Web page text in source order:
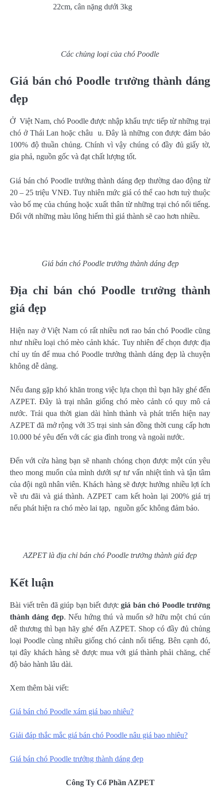
22cm, cân nặng dưới 3kg
Các chủng loại của chó Poodle
Giá bán chó Poodle trưởng thành dáng
đẹp
Ở Việt Nam, chó Poodle được nhập khẩu trực tiếp từ những trại
chó ở Thái Lan hoặc châu u. Đây là những con được đảm bảo
100% độ thuần chủng. Chính vì vậy chúng có đầy đủ giấy tờ,
gia phả, nguồn gốc và đạt chất lượng tốt.
Giá bán chó Poodle trưởng thành dáng đẹp thường dao động từ
20 – 25 triệu VNĐ. Tuy nhiên mức giá có thể cao hơn tuỳ thuộc
vào bố mẹ của chúng hoặc xuất thân từ những trại chó nổi tiếng.
Đối với những màu lông hiếm thì giá thành sẽ cao hơn nhiều.
Giá bán chó Poodle trưởng thành dáng đẹp
Địa chỉ bán chó Poodle trưởng thành
giá đẹp
Hiện nay ở Việt Nam có rất nhiều nơi rao bán chó Poodle cũng
như nhiều loại chó mèo cảnh khác. Tuy nhiên để chọn được địa
chỉ uy tín để mua chó Poodle trưởng thành dáng đẹp là chuyện
không dễ dàng.
Nếu đang gặp khó khăn trong việc lựa chọn thì bạn hãy ghé đến
AZPET. Đây là trại nhân giống chó mèo cảnh có quy mô cả
nước. Trải qua thời gian dài hình thành và phát triển hiện nay
AZPET đã mở rộng với 35 trại sinh sản đồng thời cung cấp hơn
10.000 bé yêu đến với các gia đình trong và ngoài nước.
Đến với cửa hàng bạn sẽ nhanh chóng chọn được một cún yêu
theo mong muốn của mình dưới sự tư vấn nhiệt tình và tận tâm
của đội ngũ nhân viên. Khách hàng sẽ được hưởng nhiều lợi ích
về ưu đãi và giá thành. AZPET cam kết hoàn lại 200% giá trị
nếu phát hiện ra chó mèo lai tạp, nguồn gốc không đảm bảo.
AZPET là địa chỉ bán chó Poodle trưởng thành giá đẹp
Kết luận
Bài viết trên đã giúp bạn biết được giá bán chó Poodle trưởng
thành dáng đẹp. Nếu hứng thú và muốn sở hữu một chú cún
dễ thương thì bạn hãy ghé đến AZPET. Shop có đầy đủ chủng
loại Poodle cùng nhiều giống chó cảnh nổi tiếng. Bên cạnh đó,
tại đây khách hàng sẽ được mua với giá thành phải chăng, chế
độ bảo hành lâu dài.
Xem thêm bài viết:
Giá bán chó Poodle xám giá bao nhiêu?
Giải đáp thắc mắc giá bán chó Poodle nâu giá bao nhiêu?
Giá bán chó Poodle trưởng thành dáng đẹp
Công Ty Cổ Phần AZPET